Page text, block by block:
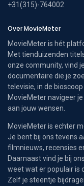
+31(315)-764002
Over MovieMeter
MovieMeter is hét
Met tienduizenden
onze community, vind
documentaire die je
televisie, in de
MovieMeter navigeer
aan jouw wensen.
MovieMeter is echter
Je bent bij ons tevens
filmnieuws, recensies
Daarnaast vind je bij
weet wat er populair is
Zelf je steentje